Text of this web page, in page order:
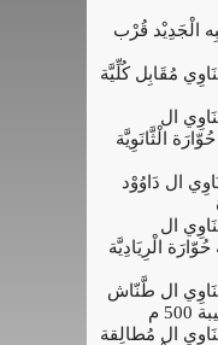
الْجَدِيْد قُرْب
مُقَابِل كُلِّيَّة
ال
الْثَّانَوِيَّة
ال دَاوُوْد
ال
حُوّارَة الْرِيَادِيَّة
ال طَّنّاش
ال مُطالِقة